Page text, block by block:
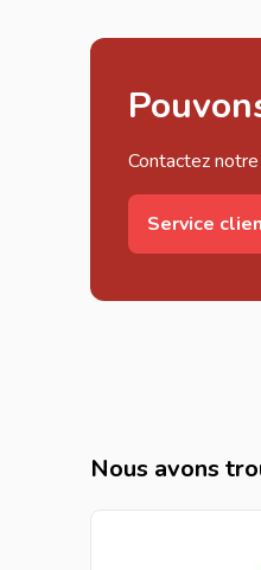
Contactez
Service
Nous avons